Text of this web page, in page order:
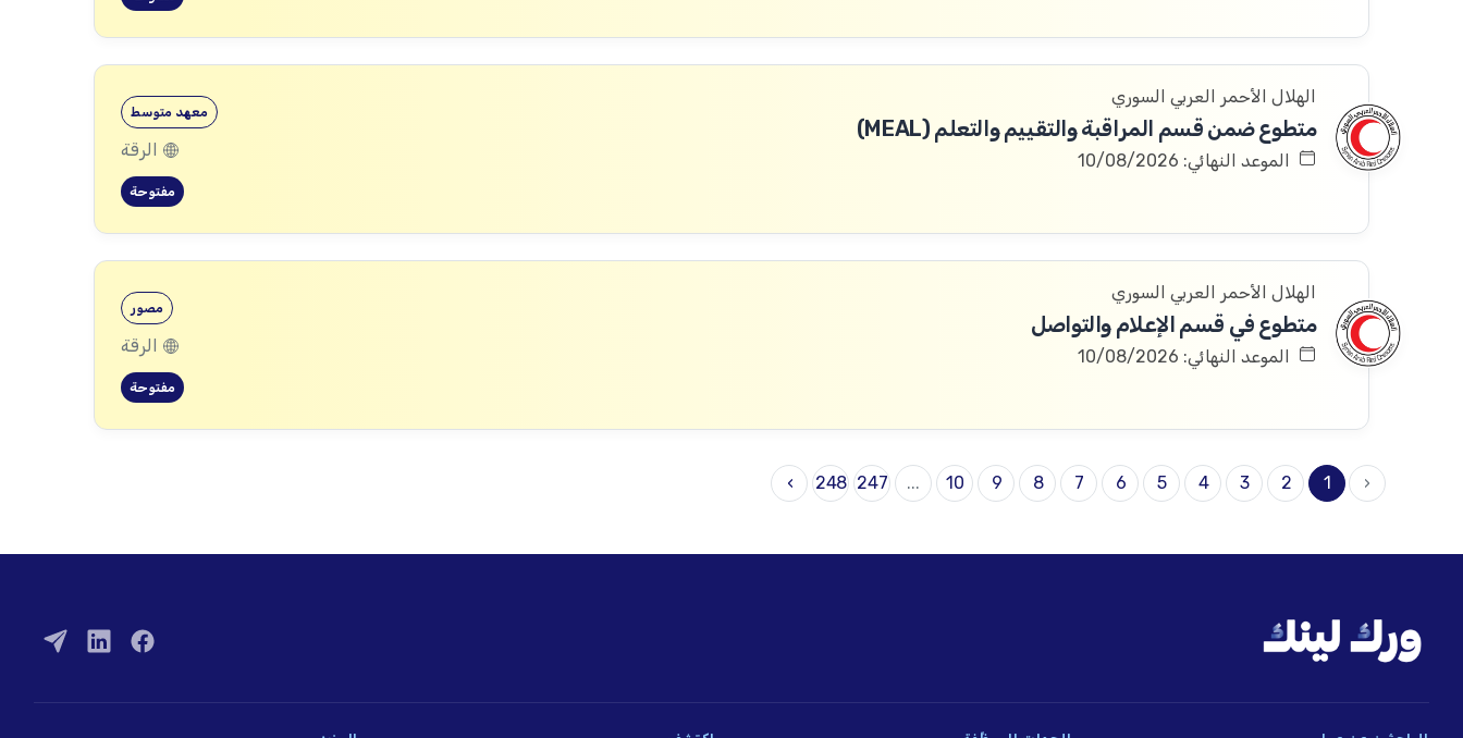
الهلال الأحمر العربي السوري
متطوع ضمن قسم المراقبة والتقييم والتعلم (MEAL)
الموعد النهائي: 10/08/2026
معهد متوسط
الرقة
مفتوحة
الهلال الأحمر العربي السوري
متطوع في قسم الإعلام والتواصل
الموعد النهائي: 10/08/2026
مصور
الرقة
مفتوحة
‹
1
2
3
4
5
6
7
8
9
10
...
247
248
›